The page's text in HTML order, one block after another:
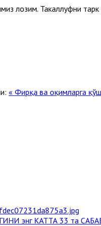
лозим. Такаллуфни
« Фирқа ва оқимларга
энг КАТТА 33 та